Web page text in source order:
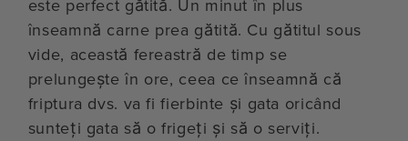
este perfect gătită. Un minut în plus
înseamnă carne prea gătită. Cu gătitul sous
vide, această fereastră de timp se
prelungește în ore, ceea ce înseamnă că
friptura dvs. va fi fierbinte și gata oricând
sunteți gata să o frigeți și să o serviți.